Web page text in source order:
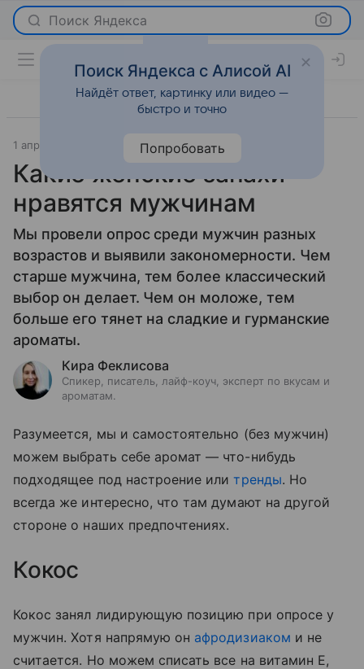
Поиск Яндекса
1 апреля 2018
Какие женские запахи
нравятся мужчинам
Мы провели опрос среди мужчин разных
возрастов и выявили закономерности. Чем
старше мужчина, тем более классический
выбор он делает. Чем он моложе, тем
больше его тянет на сладкие и гурманские
ароматы.
Кира Феклисова
Спикер, писатель, лайф-коуч, эксперт по вкусам и
ароматам.
Разумеется, мы и самостоятельно (без мужчин)
можем выбрать себе аромат — что-нибудь
подходящее под настроение илитренды. Но
всегда же интересно, что там думают на другой
стороне о наших предпочтениях.
Кокос
Кокос занял лидирующую позицию при опросе у
мужчин. Хотя напрямую он афродизиаком и не
считается. Но можем списать все на витамин Е,
Поиск Яндекса с Алисой AI
Найдёт ответ, картинку или видео —
быстро и точно
Попробовать